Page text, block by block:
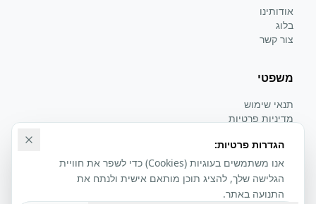
אודותינו
בלוג
צור קשר
משפטי
תנאי שימוש
מדיניות פרטיות
הגדרות פרטיות:
אנו משתמשים בעוגיות (Cookies) כדי לשפר את חוויית
הגלישה שלך, להציג תוכן מותאם אישית ולנתח את
התנועה באתר.